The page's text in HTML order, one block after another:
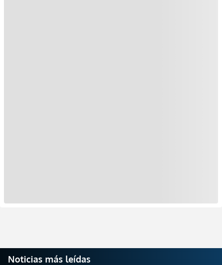
Noticias más leídas